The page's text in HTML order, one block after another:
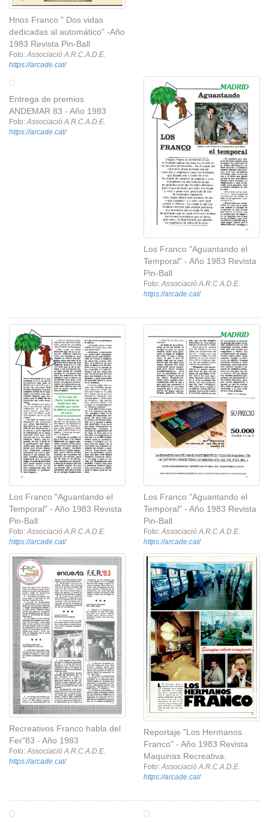
Hnos Franco " Dos vidas
dedicadas al automático" -Año
1983 Revista Pin-Ball
Foto: Associació A.R.C.A.D.E.
https://arcade.cat/
Entrega de premios
ANDEMAR 83 - Año 1983
Foto: Associació A.R.C.A.D.E.
https://arcade.cat/
Los Franco "Aguantando el
Temporal" - Año 1983 Revista
Pin-Ball
Foto:Associació A.R.C.A.D.E.
https://arcade.cat/
Los Franco "Aguantando el
Temporal" - Año 1983 Revista
Pin-Ball
Foto:Associació A.R.C.A.D.E.
https://arcade.cat/
Los Franco "Aguantando el
Temporal" - Año 1983 Revista
Pin-Ball
Foto:Associació A.R.C.A.D.E.
https://arcade.cat/
Recreativos Franco habla del
Fer"83 - Año 1983
Foto:Associació A.R.C.A.D.E.
https://arcade.cat/
Reportaje "Los Hermanos
Franco" - Año 1983 Revista
Maquinas Recreativa.
Foto: Associació A.R.C.A.D.E.
https://arcade.cat/